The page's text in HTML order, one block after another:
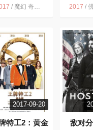
/ 魔幻 奇幻 喜剧 俄罗斯 冒险 迪士尼 俄罗斯优秀科幻故事片 2017 2017 /佛罗伦萨 爱
2017-09-20
特工2：黄金
敌对